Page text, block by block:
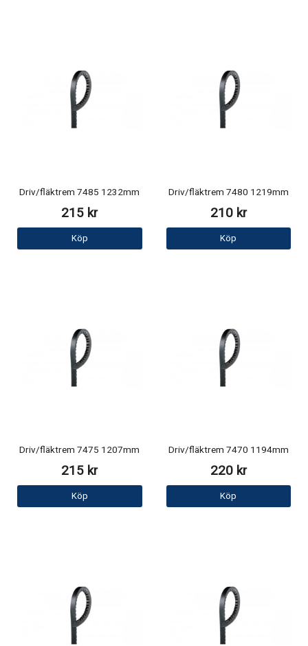
Driv/fläktrem 7485 1232mm
215 kr
Köp
Driv/fläktrem 7480 1219mm
210 kr
Köp
Driv/fläktrem 7475 1207mm
215 kr
Köp
Driv/fläktrem 7470 1194mm
220 kr
Köp